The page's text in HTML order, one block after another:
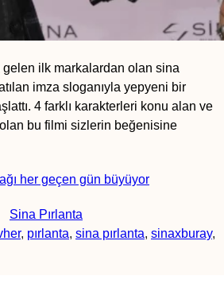
gelen ilk markalardan olan sina
imza sloganıyla yepyeni bir
4 farklı karakterleri konu alan ve
bu filmi sizlerin beğenisine
her geçen gün büyüyor
Sina Pırlanta
, pırlanta, sina pırlanta, sinaxburay,